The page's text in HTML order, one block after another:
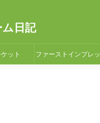
ム日記
ット ファーストインプレ